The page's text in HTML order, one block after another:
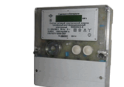
стальные